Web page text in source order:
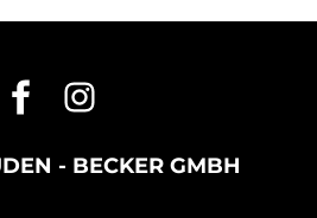
- BECKER GMBH